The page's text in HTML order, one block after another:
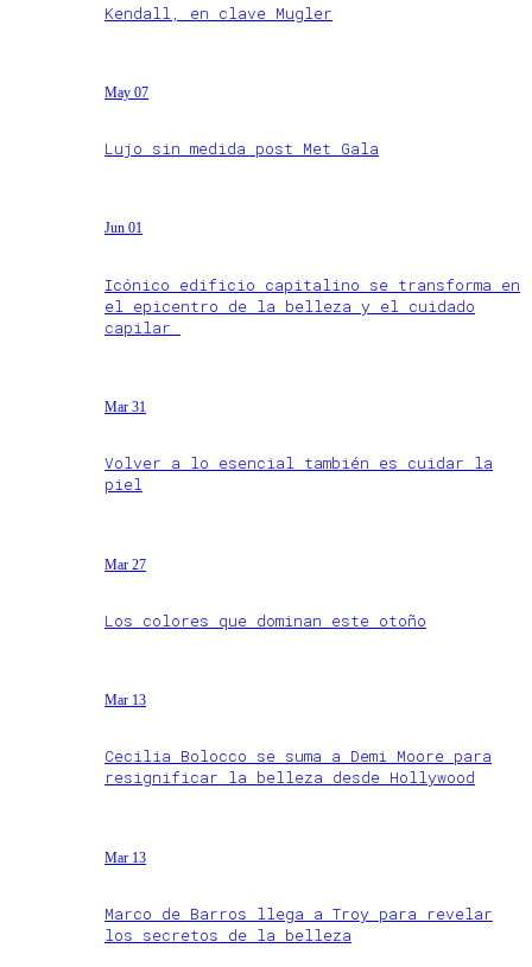
Kendall, en clave Mugler
May 07
Lujo sin medida post Met Gala
Jun 01
Icónico edificio capitalino se transforma en
el epicentro de la belleza y el cuidado
capilar
Mar 31
Volver a lo esencial también es cuidar la
piel
Mar 27
Los colores que dominan este otoño
Mar 13
Cecilia Bolocco se suma a Demi Moore para
resignificar la belleza desde Hollywood
Mar 13
Marco de Barros llega a Troy para revelar
los secretos de la belleza